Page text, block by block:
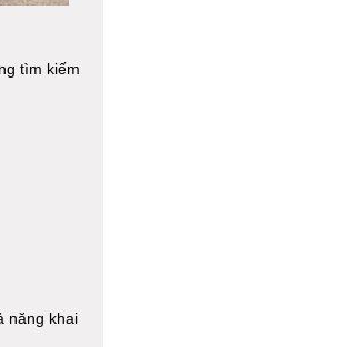
tìm kiếm
năng khai